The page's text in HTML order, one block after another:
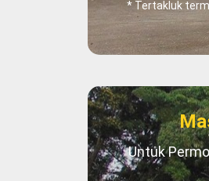
* Tertakluk
Untuk